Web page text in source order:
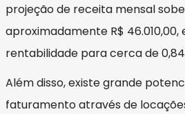
projeção de receita mensal
aproximadamente R$ 46.010,00,
rentabilidade para cerca de
Além disso, existe grande
faturamento através de